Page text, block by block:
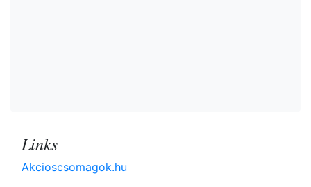
Links
Akcioscsomagok.hu